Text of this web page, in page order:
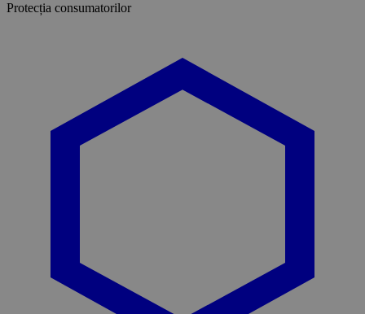
Protecția consumatorilor